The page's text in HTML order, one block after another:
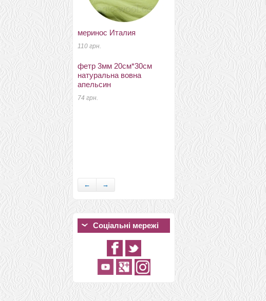
меринос Италия
110 грн.
фетр 3мм 20см*30см
натуральна вовна
апельсин
74 грн.
проволока для каркаса
розовый
13 грн.
непси вовняні кольррові
шафран
24 грн.
← →
Соціальні мережі